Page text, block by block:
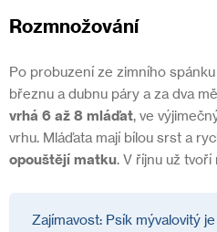
Rozmnožování
Po probuzení ze zimního
březnu a dubnu páry a za dva
vrhá 6 až 8 mláďat, ve
vrhu. Mláďata mají bílou srst a
opouštějí matku. V říjnu už tvoří
Zajímavost: Psík mývalovitý